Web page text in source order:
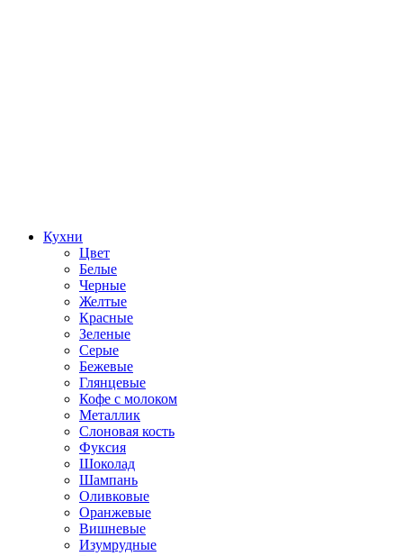
Кухни
Цвет
Белые
Черные
Желтые
Красные
Зеленые
Серые
Бежевые
Глянцевые
Кофе с молоком
Металлик
Слоновая кость
Фуксия
Шоколад
Шампань
Оливковые
Оранжевые
Вишневые
Изумрудные